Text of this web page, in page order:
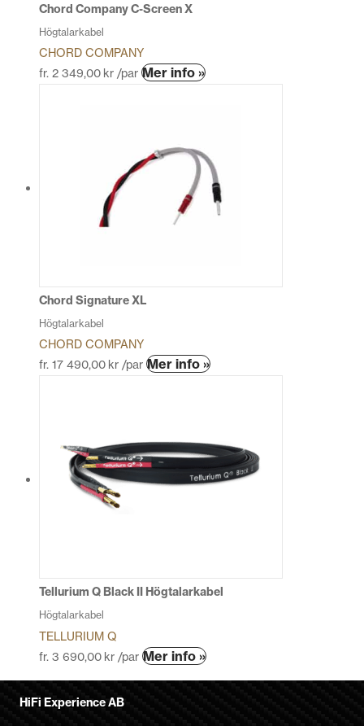
Chord Company C-Screen X
Högtalarkabel
CHORD COMPANY
fr. 2 349,00 kr /par Mer info »Den
varianter.
De
olika
alternativen
Chord Signature XL
Högtalarkabel
CHORD COMPANY
fr. 17 490,00 kr /par Mer info »Den
varianter.
De
produktsidan
Tellurium Q Black II Högtalarkabel
Högtalarkabel
TELLURIUM Q
fr. 3 690,00 kr /par Mer info »Den
HiFi Experience AB